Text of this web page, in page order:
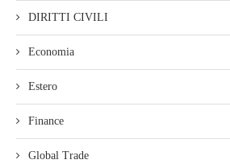
DIRITTI CIVILI
Economia
Estero
Finance
Global Trade